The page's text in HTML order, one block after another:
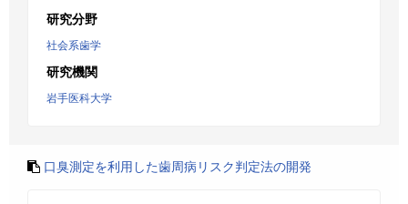
研究分野
社会系歯学
研究機関
岩手医科大学
口臭測定を利用した歯周病リスク判定法の開発